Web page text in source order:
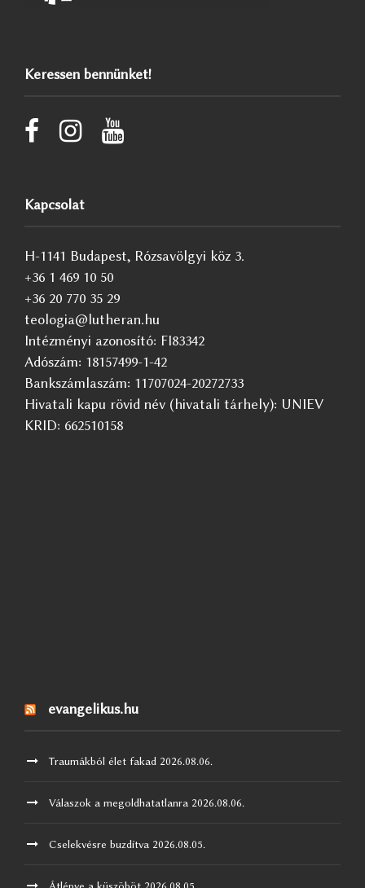
Keressen bennünket!
Kapcsolat
H-1141 Budapest, Rózsavölgyi köz 3.
+36 1 469 10 50
+36 20 770 35 29
teologia@lutheran.hu
Intézményi azonosító: FI83342
Adószám: 18157499-1-42
Bankszámlaszám: 11707024-20272733
Hivatali kapu rövid név (hivatali tárhely): UNIEV
KRID: 662510158
evangelikus.hu
Traumákból élet fakad 2026.08.06.
Válaszok a megoldhatatlanra 2026.08.06.
Cselekvésre buzdítva 2026.08.05.